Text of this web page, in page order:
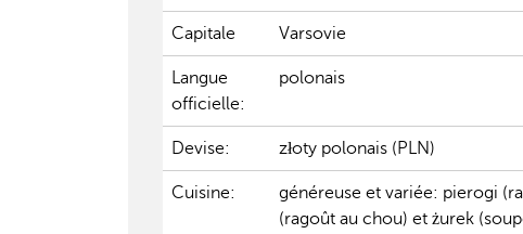
Capitale Varsovie
Langue
officielle:
polonais
Devise: złoty polonais (PLN)
Cuisine:
généreuse et variée: pierogi
(ragoût au chou) et żurek